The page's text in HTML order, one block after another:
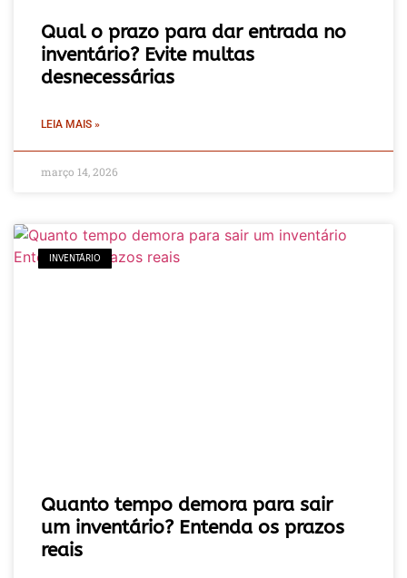
Qual o prazo para dar entrada no
inventário? Evite multas
desnecessárias
LEIA MAIS »
março 14, 2026
INVENTÁRIO
Quanto tempo demora para sair
um inventário? Entenda os prazos
reais